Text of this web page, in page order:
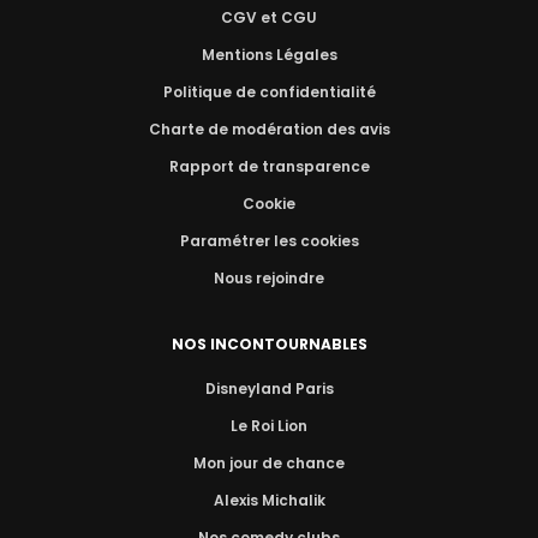
CGV et CGU
Mentions Légales
Politique de confidentialité
Charte de modération des avis
Rapport de transparence
Cookie
Paramétrer les cookies
Nous rejoindre
NOS INCONTOURNABLES
Disneyland Paris
Le Roi Lion
Mon jour de chance
Alexis Michalik